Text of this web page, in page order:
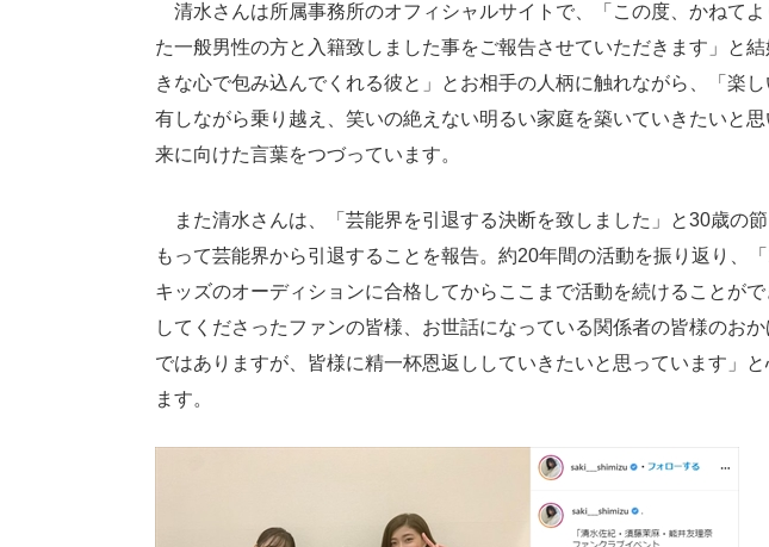
清水さんは所属事務所のオフィシャルサイトで、「この度、かねて
た一般男性の方と入籍致しました事をご報告させていただきます」と
きな心で包み込んでくれる彼と」とお相手の人柄に触れながら、「楽
有しながら乗り越え、笑いの絶えない明るい家庭を築いていきたいと
来に向けた言葉をつづっています。
また清水さんは、「芸能界を引退する決断を致しました」と30歳の
もって芸能界から引退することを報告。約20年間の活動を振り返り、
キッズのオーディションに合格してからここまで活動を続けることが
してくださったファンの皆様、お世話になっている関係者の皆様のお
ではありますが、皆様に精一杯恩返ししていきたいと思っています」
ます。